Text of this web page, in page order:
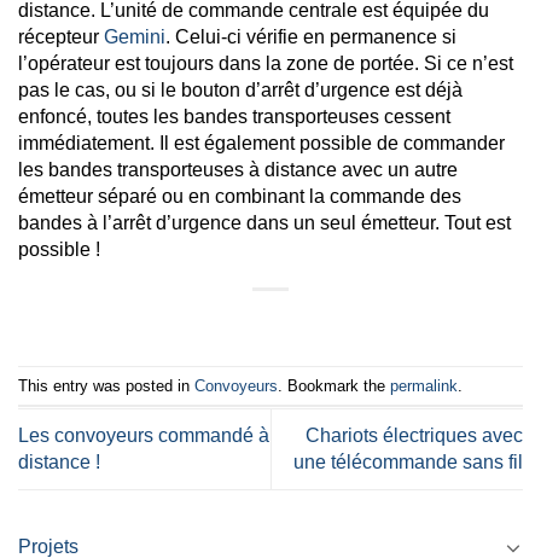
Projets
distance. L’unité de commande centrale est équipée du
récepteur Gemini. Celui-ci vérifie en permanence si
l’opérateur est toujours dans la zone de portée. Si ce n’est
pas le cas, ou si le bouton d’arrêt d’urgence est déjà
enfoncé, toutes les bandes transporteuses cessent
immédiatement. Il est également possible de commander
les bandes transporteuses à distance avec un autre
émetteur séparé ou en combinant la commande des
bandes à l’arrêt d’urgence dans un seul émetteur. Tout est
possible !
This entry was posted in Convoyeurs . Bookmark the permalink
Les convoyeurs commandé à
distance !
Chariots électriques avec
une télécommande sans fil